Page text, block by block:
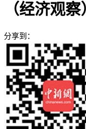
（经济观
分享到：